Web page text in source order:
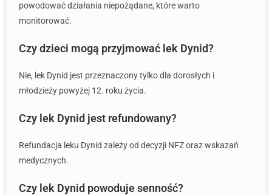
powodować działania niepożądane, które warto
monitorować.
Czy dzieci mogą przyjmować lek Dynid?
Nie, lek Dynid jest przeznaczony tylko dla dorosłych i
młodzieży powyżej 12. roku życia.
Czy lek Dynid jest refundowany?
Refundacja leku Dynid zależy od decyzji NFZ oraz wskazań
medycznych.
Czy lek Dynid powoduje senność?